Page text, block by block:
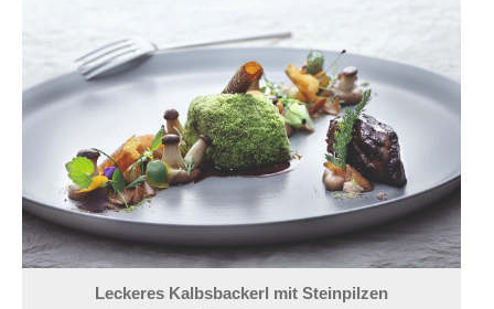
Leckeres Kalbsbackerl mit Steinpilzen